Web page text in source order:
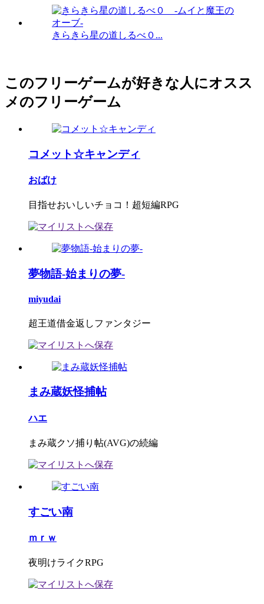
きらきら星の道しるべ０...
このフリーゲームが好きな人にオスス
メのフリーゲーム
コメット☆キャンディ
おばけ
目指せおいしいチョコ！超短編RPG
夢物語-始まりの夢-
miyudai
超王道借金返しファンタジー
まみ蔵妖怪捕帖
ハエ
まみ蔵クソ捕り帖(AVG)の続編
すごい南
ｍｒｗ
夜明けライクRPG